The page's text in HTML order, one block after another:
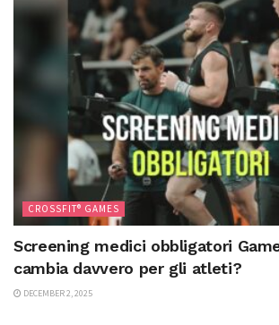
CROSSFIT® GAMES
Screening medici obbligatori
cambia davvero per gli atleti?
DECEMBER 2, 2025